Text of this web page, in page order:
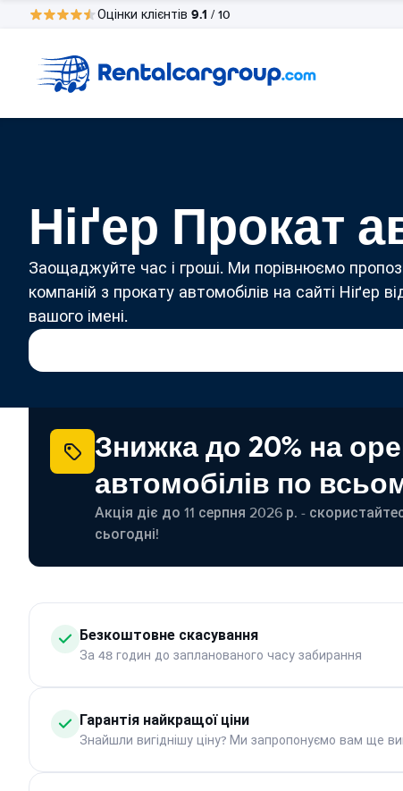
Оцінки клієнтів 9.1 / 10
Ніґер Прокат
Заощаджуйте час і гроші. Ми порівнюємо
компаній з прокату автомобілів на сайті Ніґер
вашого імені.
Знижка до 20% на
автомобілів по
Акція діє до 11 серпня 2026 р. -
сьогодні!
Безкоштовне скасування
За 48 годин до запланованого часу забирання
Гарантія найкращої ціни
Знайшли вигіднішу ціну? Ми запропонуємо вам ще